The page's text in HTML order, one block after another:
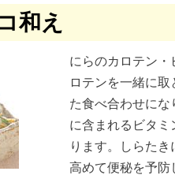
和え
にらのカロテン・
ロテンを一緒に
た食べ合わせにな
に含まれるビタミ
ります。しらた
高めて便秘を予防